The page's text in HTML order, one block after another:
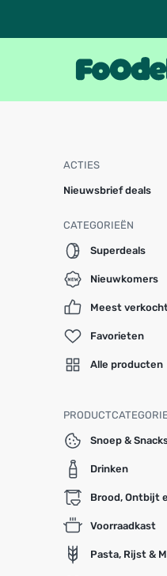
ACTIES
Nieuwsbrief deals
CATEGORIEËN
Superdeals
Nieuwkomers
Meest
Favorieten
Alle producten
Snoep &
Drinken
Brood, Ontbijt
Voorraadkast
Pasta, Rijst &